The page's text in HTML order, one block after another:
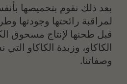
بعد ذلك نقوم بتحميصها
لمراقبة رائحتها وجودتها
قبل طحنها لإنتاج مسحوق
الكاكاو، وزبدة الكاكاو
وصفاتنا.